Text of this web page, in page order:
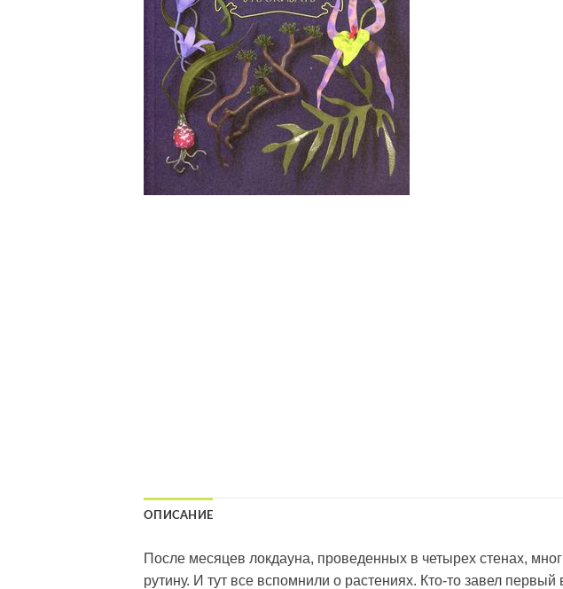
ОПИСАНИЕ
После месяцев локдауна, проведенных в четырех стенах,
рутину. И тут все вспомнили о растениях. Кто-то завел